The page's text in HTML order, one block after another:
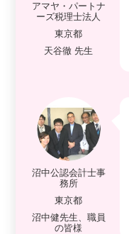
アマヤ・パートナ
ーズ税理士法人
東京都
天谷徹 先生
沼中公認会計士事
務所
東京都
沼中健先生、職員
の皆様